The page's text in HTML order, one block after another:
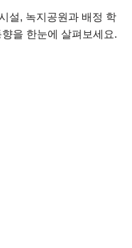
설, 녹지공원과 배정 학
을 한눈에 살펴보세요.